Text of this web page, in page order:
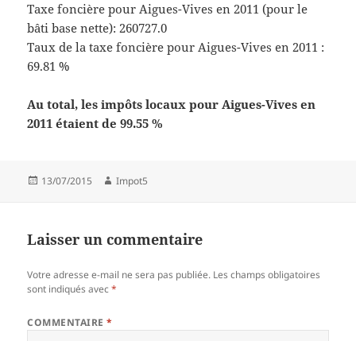
Taxe foncière pour Aigues-Vives en 2011 (pour le
bâti base nette): 260727.0
Taux de la taxe foncière pour Aigues-Vives en 2011 :
69.81 %
Au total, les impôts locaux pour Aigues-Vives en
2011 étaient de 99.55 %
Publié
13/07/2015 Auteur
Impot5
Laisser un commentaire
Votre adresse e-mail ne sera pas publiée. Les champs obligatoires
sont indiqués avec*
COMMENTAIRE*